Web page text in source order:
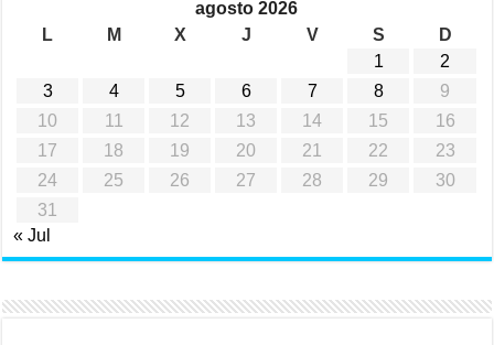
agosto 2026
L
M X J V S
D
1
2
3
4 5 6 7 8
9
10
11 12 13 14 15
16
17
18 19 20 21 22
23
24
25 26 27 28 29
30
31
« Jul